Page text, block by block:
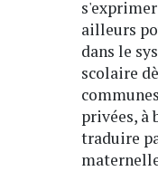
ailleurs
dans le
scolaire
privées, à
traduire